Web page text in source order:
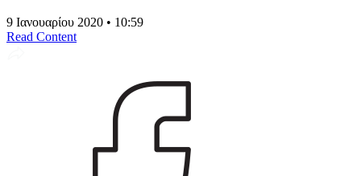
9 Ιανουαρίου 2020 • 10:59
Read Content